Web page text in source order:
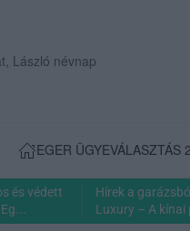
László névnap
EGER ÜGYEVÁLASZTÁS
és védett
Hírek a
Luxury – A kínai